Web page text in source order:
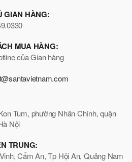
GIAN HÀNG:
MUA HÀNG:
của Gian hàng
Tum, phường Nhân Chính, quận
Nội
TRUNG:
Cẩm An, Tp Hội An, Quảng Nam